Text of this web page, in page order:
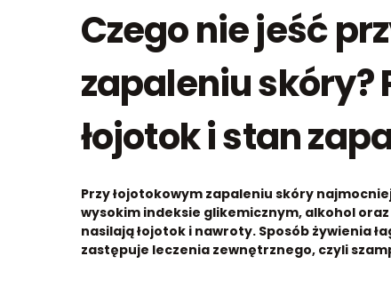
Czego nie jeść
zapaleniu
łojotok i stan
Przy łojotokowym zapaleniu skóry
wysokim indeksie glikemicznym, alkohol
nasilają łojotok i nawroty. Sposób żywienia
zastępuje leczenia zewnętrznego, czyli